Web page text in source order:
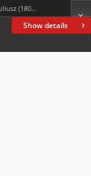
Show details
Słowacki, Juliusz (1809-1849)